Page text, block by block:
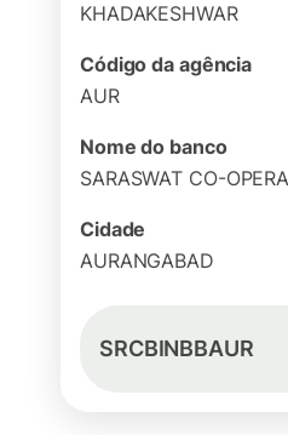
KHADAKESHWAR
Código da agência
AUR
Nome do banco
SARASWAT CO-
Cidade
AURANGABAD
SRCBINBBAUR